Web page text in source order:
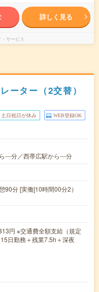
詳しく見る
サービス
ーター（2交替）
土日祝日が休み WEB登録OK
---分／西帯広駅から---分
90分 [実働]10時間00分2）
円 ※交通費全額支給（規定
日勤務＋残業7.5h＋深夜